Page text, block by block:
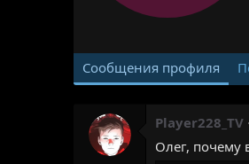
Сообщения профиля
Player228_TV
Олег, почему